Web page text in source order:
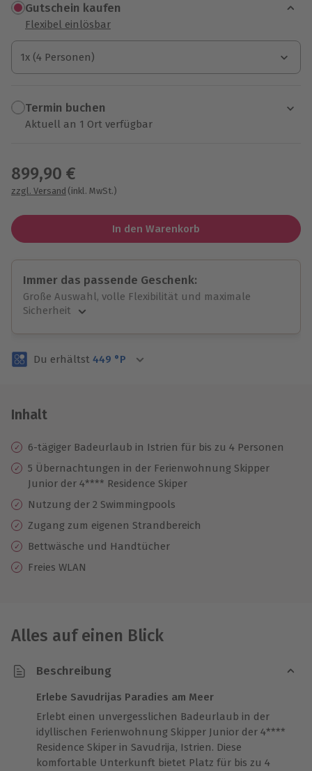
Gutschein kaufen
Flexibel einlösbar
1x (4 Personen)
1x (4 Personen)
1x (4 Personen)
Termin buchen
Aktuell an 1 Ort verfügbar
899,90 €
zzgl. Versand (inkl. MwSt.)
In den Warenkorb
Immer das passende Geschenk:
Große Auswahl, volle Flexibilität und maximale
Sicherheit
Volle Flexibilität
3 Jahre gültig & verlängerbar.
Du erhältst 449 °P
Inhalt
6-tägiger Badeurlaub in Istrien für bis zu 4 Personen
5 Übernachtungen in der Ferienwohnung Skipper
Junior der 4**** Residence Skiper
Nutzung der 2 Swimmingpools
Zugang zum eigenen Strandbereich
Bettwäsche und Handtücher
Freies WLAN
Alles auf einen Blick
Beschreibung
Erlebe Savudrijas Paradies am Meer
Erlebt einen unvergesslichen Badeurlaub in der
idyllischen Ferienwohnung Skipper Junior der 4****
Residence Skiper in Savudrija, Istrien. Diese
komfortable Unterkunft bietet Platz für bis zu 4